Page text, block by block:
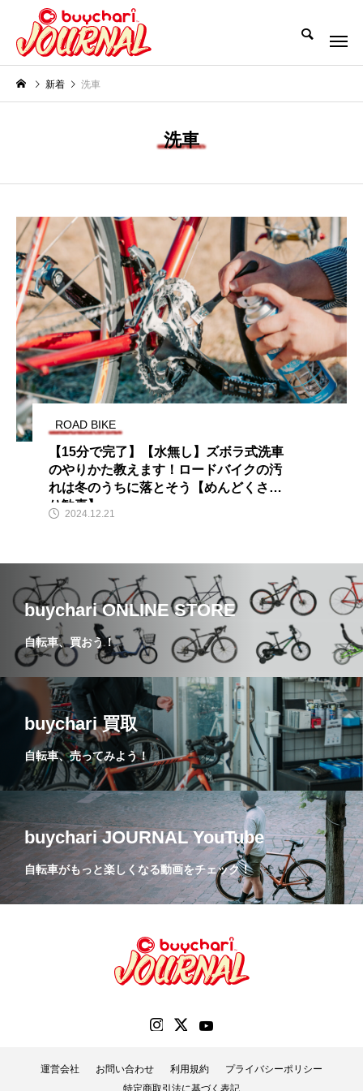
新着 洗車
洗車
ROAD BIKE
【15分で完了】【水無し】ズボラ式洗車
のやりかた教えます！ロードバイクの汚
れは冬のうちに落とそう【めんどくさが
り歓喜】
2024.12.21
buychari ONLINE STORE
自転車、買おう！
buychari 買取
自転車、売ってみよう！
buychari JOURNAL YouTube
自転車がもっと楽しくなる動画をチェック！
運営会社 お問い合わせ 利用規約
プライバシーポリシー